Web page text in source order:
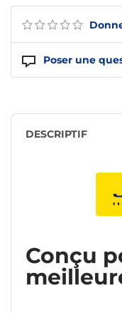
Poser une
DESCRIPTIF
Conçu